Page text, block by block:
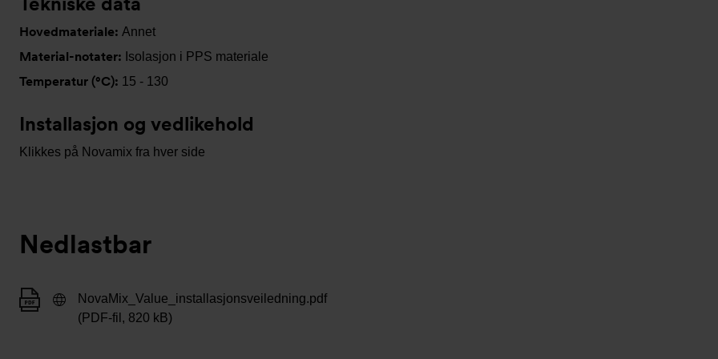
Hovedmateriale: Annet
Material-notater: Isolasjon i PPS materiale
Temperatur (°C): 15 - 130
Installasjon og vedlikehold
Klikkes på Novamix fra hver side
Nedlastbar
NovaMix_Value_installasjonsveiledning.pdf
(PDF-fil, 820 kB)